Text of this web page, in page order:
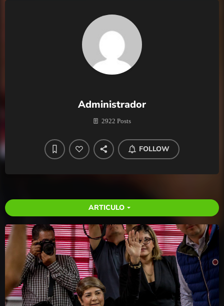
Administrador
2922 Posts
FOLLOW
ARTICULO arrow_drop_down